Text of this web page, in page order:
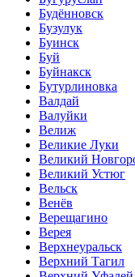
Будённовск
Бузулук
Буинск
Буй
Буйнакск
Бутурлиновка
Валдай
Валуйки
Велиж
Великие Луки
Великий
Великий Устюг
Вельск
Венёв
Верещагино
Верея
Верхнеуральск
Верхний Тагил